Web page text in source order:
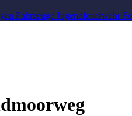
Fahrzeuge Jugendfeuerwehr